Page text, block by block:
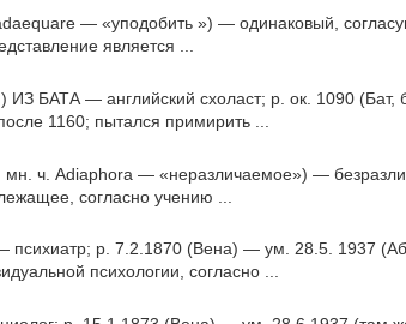
— «уподобить ») — одинаковый,
является ...
ИЗ БАТА — английский схоласт; р. ок. 1090 (Бат,
1160; пытался примирить ...
мн. ч. Adiaphora — «неразличаемое») —
согласно учению ...
психиатр; р. 7.2.1870 (Вена) — ум. 28.5. 1937
психологии, согласно ...